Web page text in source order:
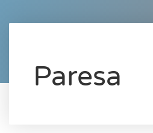
Paresa